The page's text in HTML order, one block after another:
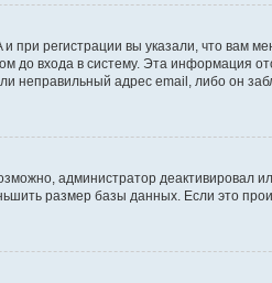
регистрации вы указали, что вам
входа в систему. Эта информация
неправильный адрес email, либо он
администратор деактивировал
размер базы данных. Если это